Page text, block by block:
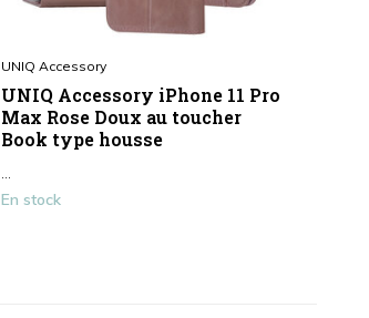
UNIQ Accessory
UNIQ Accessory iPhone 11 Pro
Max Rose Doux au toucher
Book type housse
En stock